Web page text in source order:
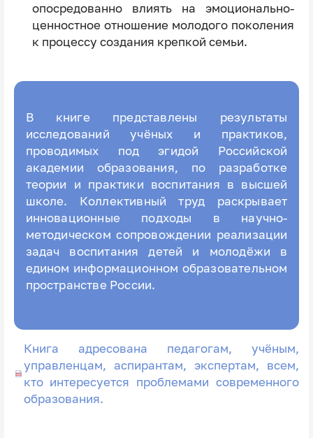
опосредованно влиять на эмоционально-
ценностное отношение молодого поколения
к процессу создания крепкой семьи.
В книге представлены результаты
исследований учёных и практиков,
проводимых под эгидой Российской
академии образования, по разработке
теории и практики воспитания в высшей
школе. Коллективный труд раскрывает
инновационные подходы в научно-
методическом сопровождении реализации
задач воспитания детей и молодёжи в
едином информационном образовательном
пространстве России.
Книга адресована педагогам, учёным,
управленцам, аспирантам, экспертам, всем,
кто интересуется проблемами современного
образования.